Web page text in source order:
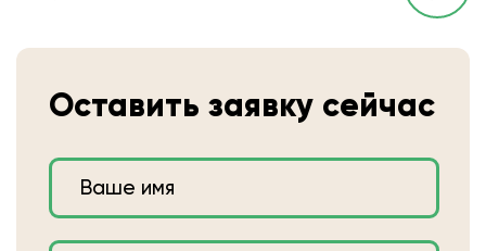
Оставить заявку сейчас